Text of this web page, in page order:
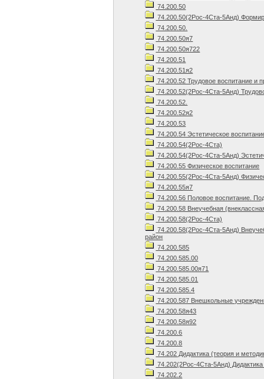
74.200.50
74.200.50(2Рос-4Ста-5Анд)
74.200.50.
74.200.50я7
74.200.50я722
74.200.51
74.200.51я2
74.200.52 Трудовое воспитание и
74.200.52(2Рос-4Ста-5Анд)
74.200.52.
74.200.52я2
74.200.53
74.200.54 Эстетическое
74.200.54(2Рос-4Ста)
74.200.54(2Рос-4Ста-5Анд)
74.200.55 Физическое воспитание
74.200.55(2Рос-4Ста-5Анд)
74.200.55я7
74.200.56 Половое воспитание.
74.200.58 Внеучебная
74.200.58(2Рос-4Ста)
74.200.58(2Рос-4Ста-5Анд)
район
74.200.585
74.200.585.00
74.200.585.00я71
74.200.585.01
74.200.585.4
74.200.587 Внешкольные
74.200.58я43
74.200.58я92
74.200.6
74.200.8
74.202 Дидактика (теория и
74.202(2Рос-4Ста-5Анд)
74.202.2